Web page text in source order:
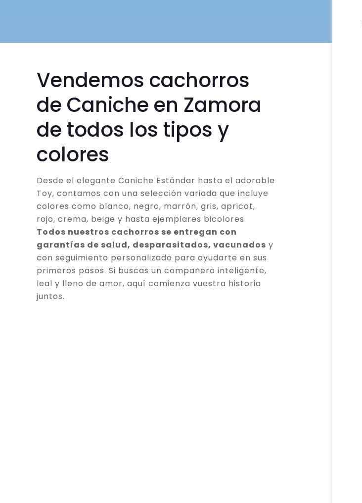
Vendemos cachorros
de Caniche en Zamora
de todos los tipos y
colores
Desde el elegante Caniche Estándar hasta el adorable
Toy, contamos con una selección variada que incluye
colores como blanco, negro, marrón, gris, apricot,
rojo, crema, beige y hasta ejemplares bicolores.
Todos nuestros cachorros se entregan con
garantías de salud, desparasitados, vacunados y
con seguimiento personalizado para ayudarte en sus
primeros pasos. Si buscas un compañero inteligente,
leal y lleno de amor, aquí comienza vuestra historia
juntos.